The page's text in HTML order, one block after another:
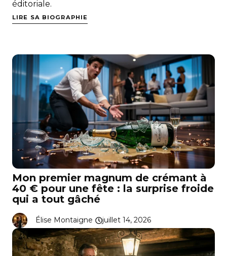
éditoriale.
LIRE SA BIOGRAPHIE
Mon premier magnum de crémant à
40 € pour une fête : la surprise froide
qui a tout gâché
Élise Montaigne juillet 14, 2026